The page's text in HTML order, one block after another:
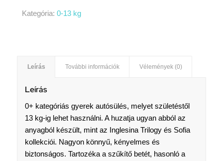
Kategória: 0-13 kg
Leírás További információk Vélemények (0)
Leírás
0+ kategóriás gyerek autósülés, melyet születéstől
13 kg-ig lehet használni. A huzatja ugyan abból az
anyagból készült, mint az Inglesina Trilogy és Sofia
kollekciói. Nagyon könnyű, kényelmes és
biztonságos. Tartozéka a szűkítő betét, hasonló a